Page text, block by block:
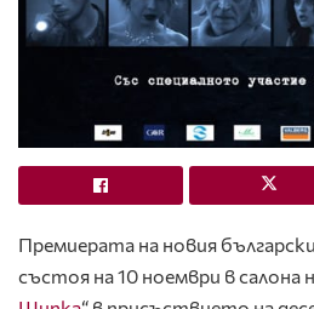
Премиерата на новия
състоя на 10 ноември в салона